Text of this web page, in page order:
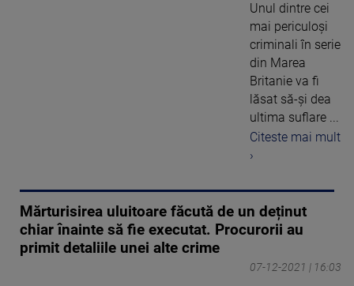
Unul dintre cei
mai periculoși
criminali în serie
din Marea
Britanie va fi
lăsat să-și dea
ultima suflare ...
Citeste mai mult
›
Mărturisirea uluitoare făcută de un deținut
chiar înainte să fie executat. Procurorii au
primit detaliile unei alte crime
07-12-2021 | 16:03